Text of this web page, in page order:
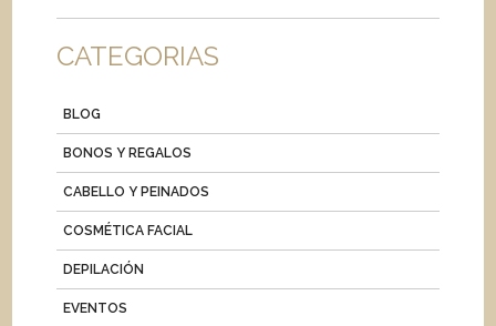
CATEGORIAS
BLOG
BONOS Y REGALOS
CABELLO Y PEINADOS
COSMÉTICA FACIAL
DEPILACIÓN
EVENTOS